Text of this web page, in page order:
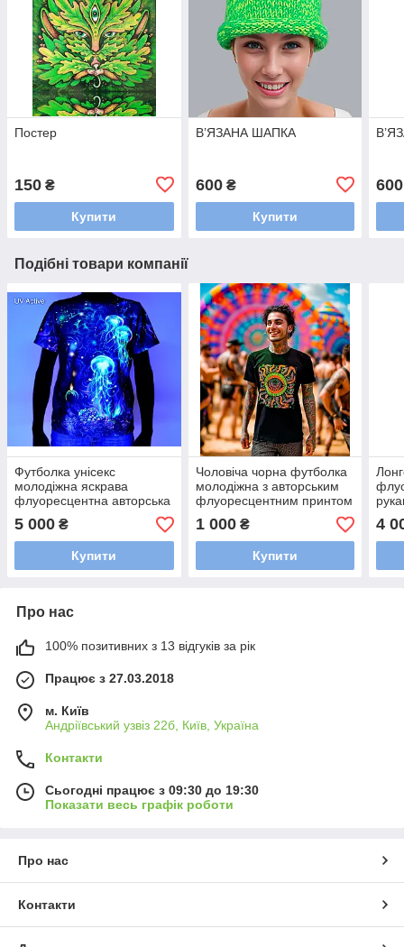
Постер
150 ₴
Купити
В’ЯЗАНА ШАПКА
600₴
Купити
600
Подібні товари компанії
Футболка унісекс
молодіжна яскрава
флуоресцентна авторська
UV active «Медуза»
5 000 ₴
Купити
Чоловіча чорна футболка
молодіжна з авторським
флуоресцентним принтом
«Демон» / Футболки для
чоловіків р. S-XL
1 000₴
Купити
4
Про нас
100% позитивних з 13 відгуків за рік
Працює з 27.03.2018
м. Київ
Андріївський узвіз 22б, Київ, Україна
Контакти
Сьогодні працює з 09:30 до 19:30
Показати весь графік роботи
Про нас
Контакти